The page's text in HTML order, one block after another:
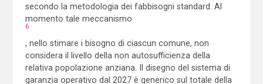
secondo la metodologia dei fabbisogni standard. Al
momento tale meccanismo
6
, nello stimare i bisogno di ciascun comune, non
considera il livello della non autosufficienza della
relativa popolazione anziana. Il disegno del sistema di
garanzia operativo dal 2027 è generico sul totale della